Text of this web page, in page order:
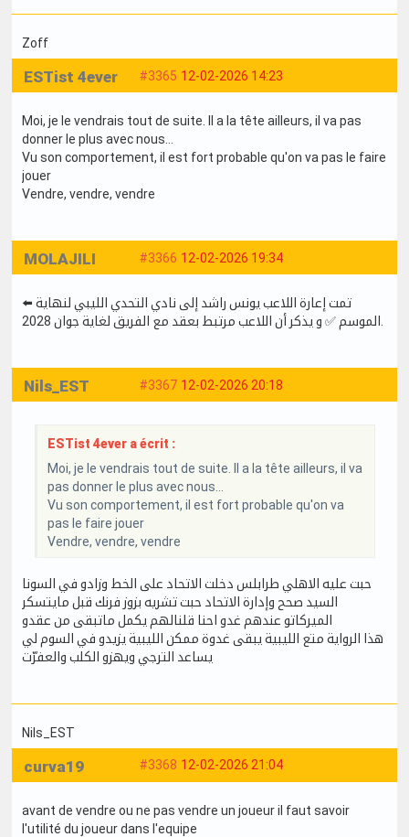
Zoff
#3365 12-02-2026 14:23
ESTist 4ever
Moi, je le vendrais tout de suite. Il a la tête ailleurs, il va pas
donner le plus avec nous...
Vu son comportement, il est fort probable qu'on va pas le faire
jouer
Vendre, vendre, vendre
#3366 12-02-2026 19:34
MOLAJILI
⬅️ تمت إعارة اللاعب يونس راشد إلى نادي التحدي الليبي لنهاية
#3367 12-02-2026 20:18
Nils_EST
ESTist 4ever a écrit :
Moi, je le vendrais tout de suite. Il a la tête ailleurs, il va
pas donner le plus avec nous...
Vu son comportement, il est fort probable qu'on va
pas le faire jouer
Vendre, vendre, vendre
حبت عليه الاهلي طرابلس دخلت الاتحاد على الخط وزادو في السونا
السيد صحح وإدارة الاتحاد حبت تشريه بزوز فرنك قبل مايتسكر
الميركاتو عندهم غدو احنا قلنالهم يكمل ماتبقى من عقدو
هذا الرواية متع الليبية يبقى غدوة ممكن الليبية يزيدو في السوم لي
يساعد الترجي ويهزو الكلب والعفرّت
Nils_EST
#3368 12-02-2026 21:04
curva19
avant de vendre ou ne pas vendre un joueur il faut savoir
l'utilité du joueur dans l'equipe